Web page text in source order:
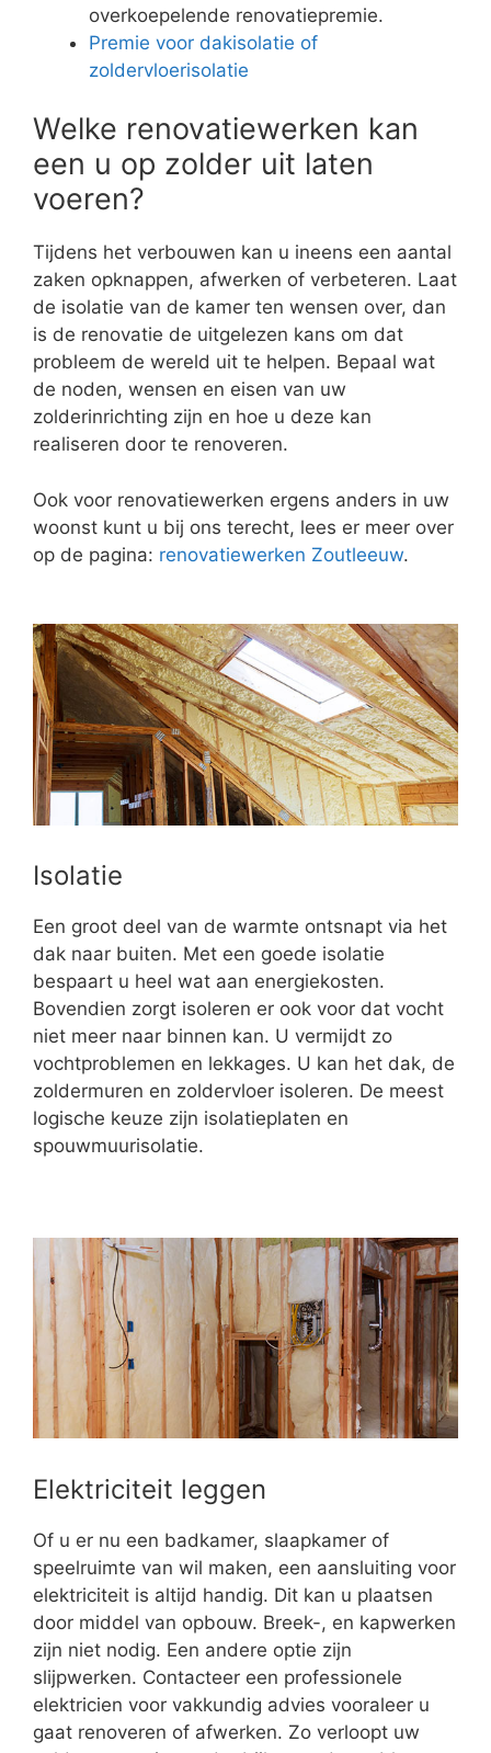
overkoepelende renovatiepremie.
Premie voor dakisolatie of
zoldervloerisolatie
Welke renovatiewerken kan
een u op zolder uit laten
voeren?
Tijdens het verbouwen kan u ineens een aantal
zaken opknappen, afwerken of verbeteren. Laat
de isolatie van de kamer ten wensen over, dan
is de renovatie de uitgelezen kans om dat
probleem de wereld uit te helpen. Bepaal wat
de noden, wensen en eisen van uw
zolderinrichting zijn en hoe u deze kan
realiseren door te renoveren.
Ook voor renovatiewerken ergens anders in uw
woonst kunt u bij ons terecht, lees er meer over
op de pagina: renovatiewerken Zoutleeuw.
Isolatie
Een groot deel van de warmte ontsnapt via het
dak naar buiten. Met een goede isolatie
bespaart u heel wat aan energiekosten.
Bovendien zorgt isoleren er ook voor dat vocht
niet meer naar binnen kan. U vermijdt zo
vochtproblemen en lekkages. U kan het dak, de
zoldermuren en zoldervloer isoleren. De meest
logische keuze zijn isolatieplaten en
spouwmuurisolatie.
Elektriciteit leggen
Of u er nu een badkamer, slaapkamer of
speelruimte van wil maken, een aansluiting voor
elektriciteit is altijd handig. Dit kan u plaatsen
door middel van opbouw. Breek-, en kapwerken
zijn niet nodig. Een andere optie zijn
slijpwerken. Contacteer een professionele
elektricien voor vakkundig advies vooraleer u
gaat renoveren of afwerken. Zo verloopt uw